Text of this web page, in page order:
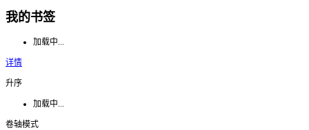
我的书签
加载中...
详情
升序
加载中...
卷轴模式